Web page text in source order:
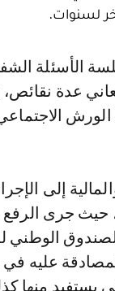
لسنوات.
عدة
إلى
الوطني
يوم الذي تمت
يستفيد منها